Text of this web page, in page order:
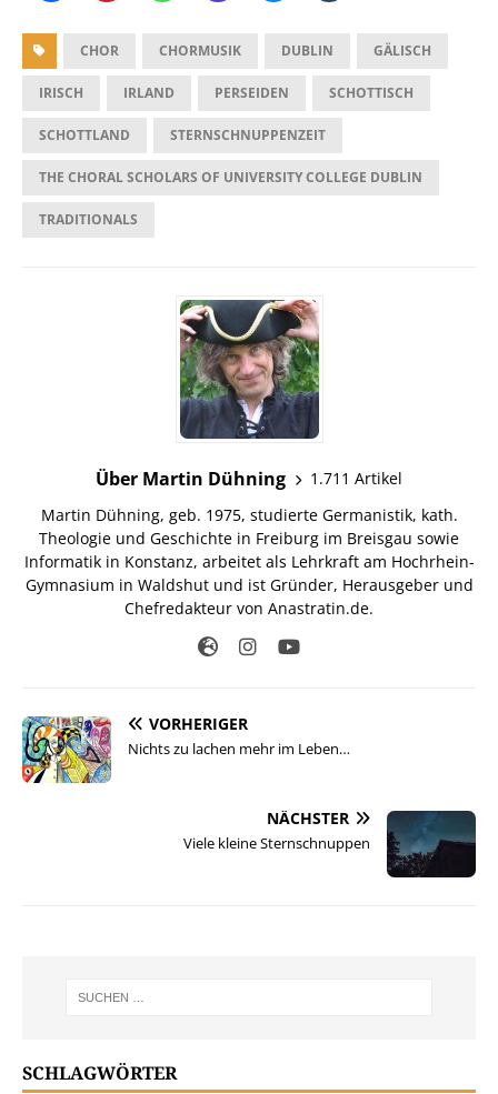
CHOR CHORMUSIK DUBLIN GÄLISCH
IRISCH IRLAND PERSEIDEN SCHOTTISCH
SCHOTTLAND STERNSCHNUPPENZEIT
THE CHORAL SCHOLARS OF UNIVERSITY COLLEGE DUBLIN
TRADITIONALS
Über Martin Dühning
1.711 Artikel
Martin Dühning, geb. 1975, studierte Germanistik, kath.
Theologie und Geschichte in Freiburg im Breisgau sowie
Informatik in Konstanz, arbeitet als Lehrkraft am Hochrhein-
Gymnasium in Waldshut und ist Gründer, Herausgeber und
Chefredakteur von Anastratin.de.
VORHERIGER
Nichts zu lachen mehr im Leben…
NÄCHSTER
Viele kleine Sternschnuppen
SCHLAGWÖRTER